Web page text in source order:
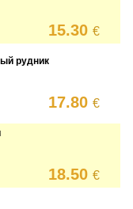
15.30€
рудник
17.80€
18.50€